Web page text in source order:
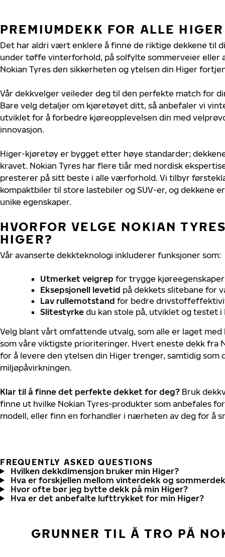
PREMIUMDEKK FOR ALLE
Det har aldri vært enklere å finne de riktige dekkene til
under tøffe vinterforhold, på solfylte sommerveier eller
Nokian Tyres den sikkerheten og ytelsen din Higer
Vår dekkvelger veileder deg til den perfekte match for
Bare velg detaljer om kjøretøyet ditt, så anbefaler vi
utviklet for å forbedre kjøreopplevelsen din med
innovasjon.
Higer-kjøretøy er bygget etter høye standarder;
kravet. Nokian Tyres har flere tiår med nordisk
presterer på sitt beste i alle værforhold. Vi tilbyr
kompaktbiler til store lastebiler og SUV-er, og dekkene
unike egenskaper.
HVORFOR VELGE NOKIAN
HIGER?
Vår avanserte dekkteknologi inkluderer funksjoner som:
Utmerket veigrep for trygge
Eksepsjonell levetid på dekkets slitebane for
Lav rullemotstand for bedre
Slitestyrke du kan stole på, utviklet og testet i
Velg blant vårt omfattende utvalg, som alle er laget
som våre viktigste prioriteringer. Hvert eneste dekk fra
for å levere den ytelsen din Higer trenger, samtidig som
miljøpåvirkningen.
Klar til å finne det perfekte dekket for deg? Bruk
finne ut hvilke Nokian Tyres-produkter som anbefales
modell, eller finn en forhandler i nærheten av deg for å
FREQUENTLY ASKED QUESTIONS
Hvilken dekkdimensjon bruker min Higer?
Hva er forskjellen mellom vinterdekk og
Hvor ofte bør jeg bytte dekk på min Higer?
Hva er det anbefalte lufttrykket for min Higer?
GRUNNER TIL Å TRO PÅ